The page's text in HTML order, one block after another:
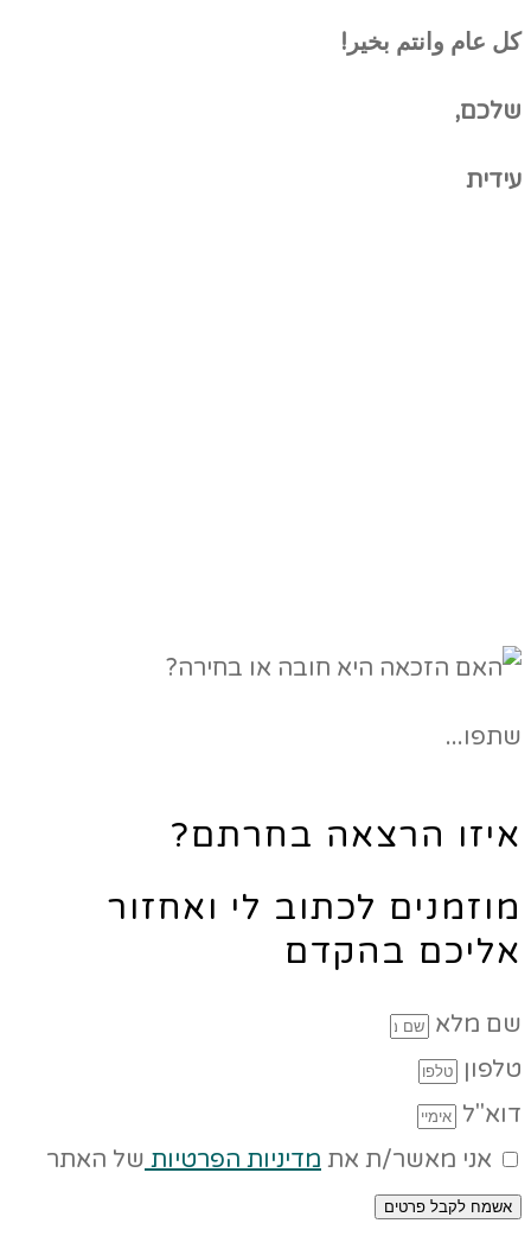
كل عام وانتم بخير!
שלכם,
עידית
שתפו...
איזו הרצאה בחרתם?
מוזמנים לכתוב לי ואחזור
אליכם בהקדם
שם מלא
טלפון
דוא"ל
אני מאשר/ת את מדיניות הפרטיות של האתר
אשמח לקבל פרטים